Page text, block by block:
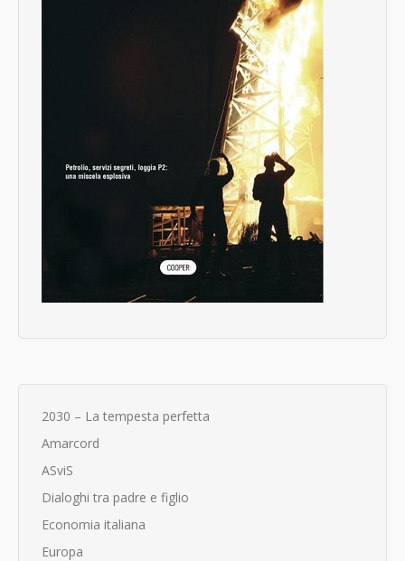
2030 – La tempesta perfetta
Amarcord
ASviS
Dialoghi tra padre e figlio
Economia italiana
Europa